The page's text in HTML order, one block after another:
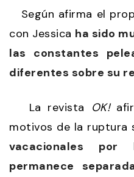
Según afirma el
con Jessica ha sido
las constantes
diferentes sobre su
La revista OK!
motivos de la ruptura
vacacionales
permanece